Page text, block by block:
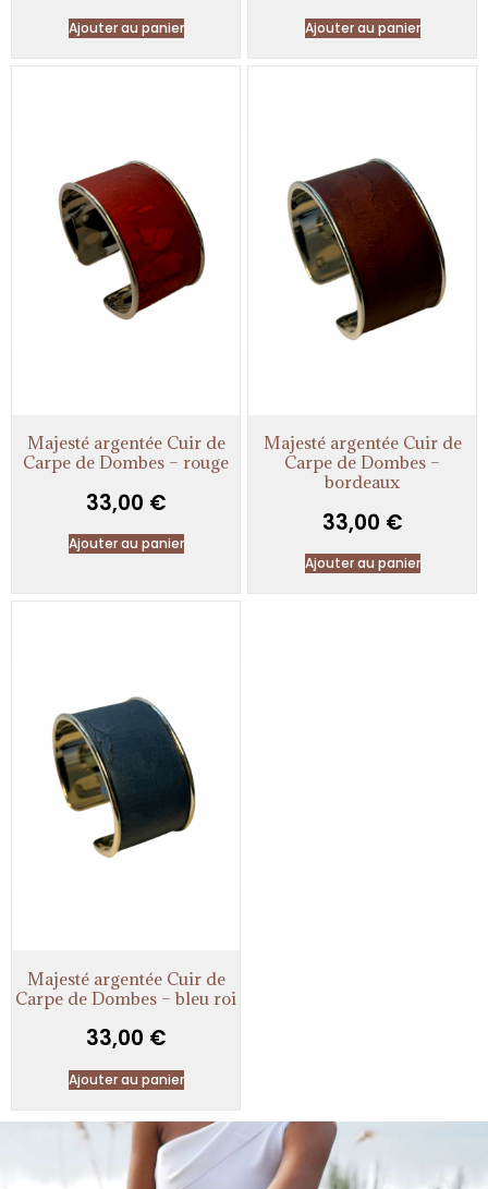
Ajouter au panier Ajouter au panier
Majesté argentée Cuir de
Carpe de Dombes – rouge
33,00 €
Ajouter au panier
Majesté argentée Cuir de
Carpe de Dombes –
bordeaux
33,00 €
Ajouter au panier
Majesté argentée Cuir de
Carpe de Dombes – bleu roi
33,00 €
Ajouter au panier